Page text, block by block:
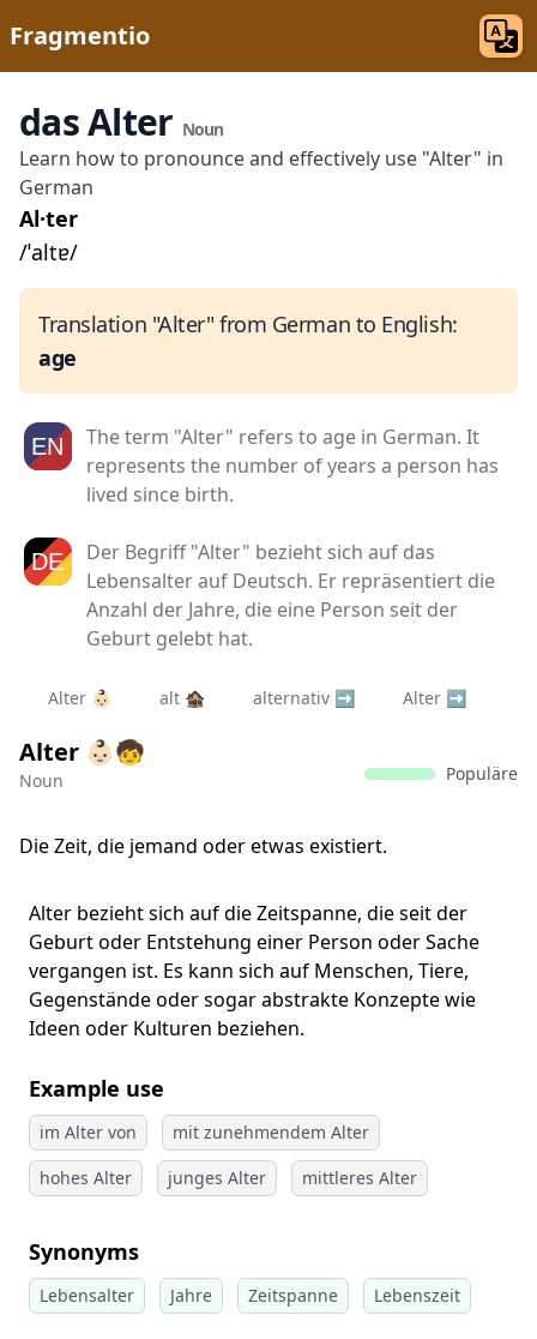
Fragmentio
das Alter Noun
Learn how to pronounce and effectively use "Alter" in
German
Al·ter
/ˈaltɐ/
Translation "Alter" from German to English:
age
The term "Alter" refers to age in German. It
represents the number of years a person has
lived since birth.
Der Begriff "Alter" bezieht sich auf das
Lebensalter auf Deutsch. Er repräsentiert die
Anzahl der Jahre, die eine Person seit der
Geburt gelebt hat.
Alter 👶🏻 alt 🏚️ alternativ ➡️ Alter ➡️
Alter 👶🏻🧒
Noun Populäre
Die Zeit, die jemand oder etwas existiert.
Alter bezieht sich auf die Zeitspanne, die seit der
Geburt oder Entstehung einer Person oder Sache
vergangen ist. Es kann sich auf Menschen, Tiere,
Gegenstände oder sogar abstrakte Konzepte wie
Ideen oder Kulturen beziehen.
Example use
im Alter von
mit zunehmendem Alter
hohes Alter
junges Alter mittleres Alter
Synonyms
Lebensalter Jahre Zeitspanne Lebenszeit